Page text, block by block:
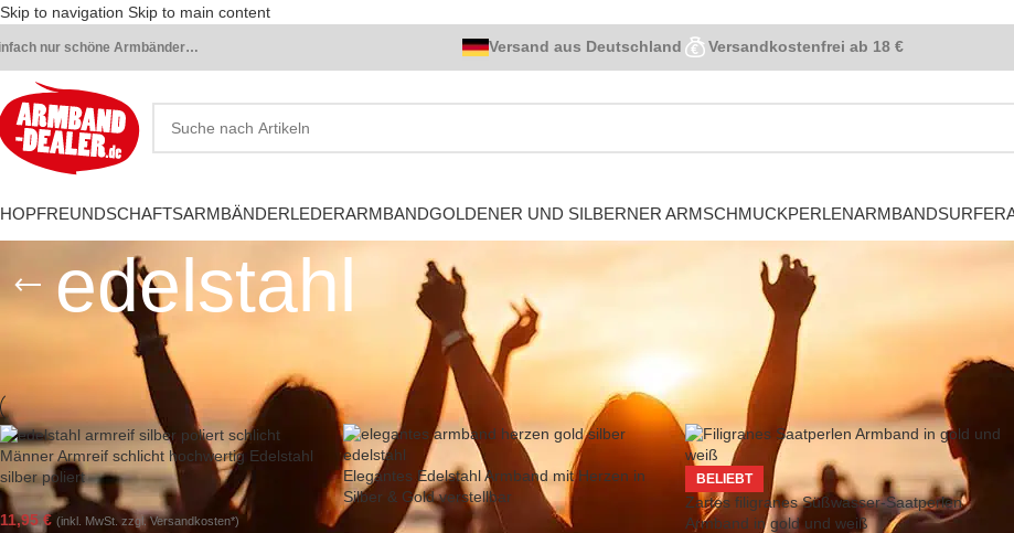
Skip to navigation Skip to main content
nur schöne Armbänder… Versand aus Deutschland Versandkostenfrei ab 18 €
FREUNDSCHAFTSARMBÄNDERLEDERARMBANDGOLDENER UND SILBERNER ARMSCHMUCKPERLENARMBAND
edelstahl
edelstahl
Männer Armreif schlicht hochwertig Edelstahl
silber poliert
11,95 € (inkl. MwSt. zzgl. Versandkosten*)
Elegantes Edelstahl Armband mit Herzen in
Silber & Gold verstellbar
BELIEBT
Zartes filigranes Süßwasser-Saatperlen
Armband in gold und weiß